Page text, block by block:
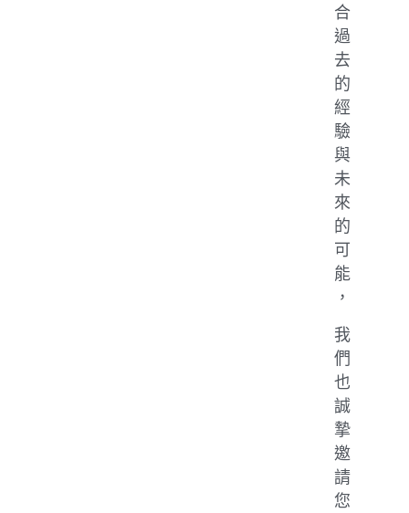
合
過
去
的
經
驗
與
未
來
的
可
能
，
我
們
也
誠
摯
邀
請
您